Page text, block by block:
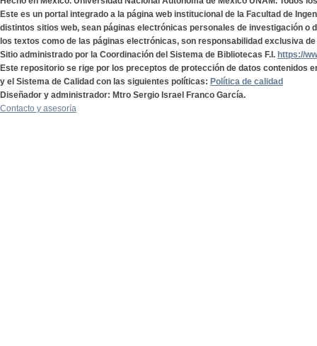
Este es un portal integrado a la página web institucional de la Facultad de
distintos sitios web, sean páginas electrónicas personales de investigación o
los textos como de las páginas electrónicas, son responsabilidad exclusiva
Sitio administrado por la Coordinación del Sistema de Bibliotecas F.I. https://
Este repositorio se rige por los preceptos de protección de datos contenidos
y el Sistema de Calidad con las siguientes políticas: Política de calidad
Diseñador y administrador: Mtro Sergio Israel Franco García.
Contacto y asesoría